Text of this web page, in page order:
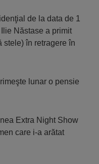
de la data de 1
Năstase a primit
stele) în retragere în
lunar o pensie
Extra Night Show
care i-a arătat